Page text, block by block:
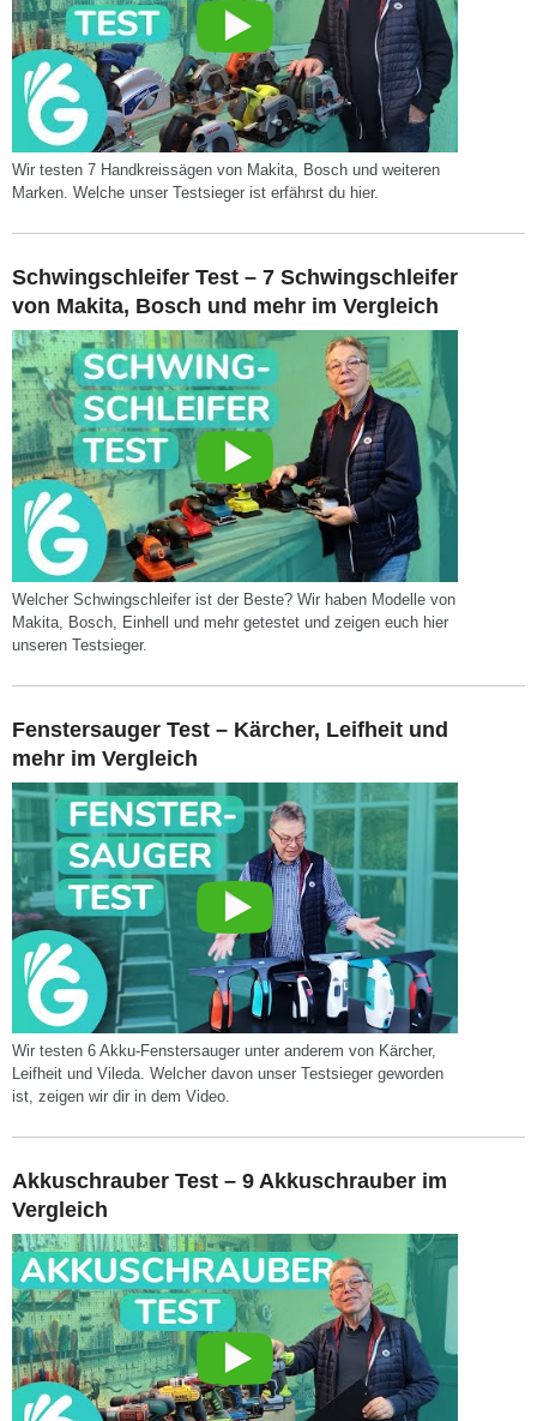
Wir testen 7 Handkreissägen von Makita, Bosch und weiteren
Marken. Welche unser Testsieger ist erfährst du hier.
Schwingschleifer Test – 7 Schwingschleifer
von Makita, Bosch und mehr im Vergleich
Welcher Schwingschleifer ist der Beste? Wir haben Modelle von
Makita, Bosch, Einhell und mehr getestet und zeigen euch hier
unseren Testsieger.
Fenstersauger Test – Kärcher, Leifheit und
mehr im Vergleich
Wir testen 6 Akku-Fenstersauger unter anderem von Kärcher,
Leifheit und Vileda. Welcher davon unser Testsieger geworden
ist, zeigen wir dir in dem Video.
Akkuschrauber Test – 9 Akkuschrauber im
Vergleich